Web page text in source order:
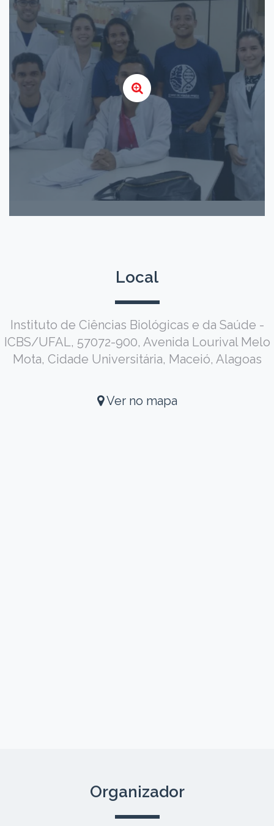
Local
Instituto de Ciências Biológicas e da Saúde -
ICBS/UFAL, 57072-900, Avenida Lourival Melo
Mota, Cidade Universitária, Maceió, Alagoas
Ver no mapa
Organizador